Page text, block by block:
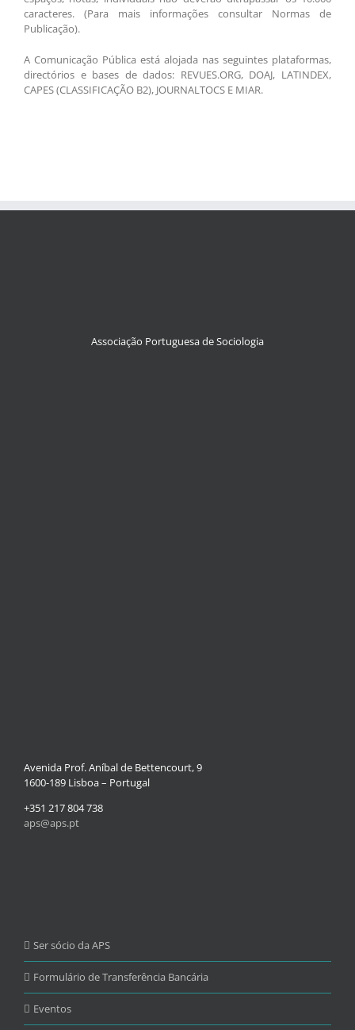
caracteres. (Para mais informações consultar Normas de
Publicação).
A Comunicação Pública está alojada nas seguintes plataformas,
directórios e bases de dados: REVUES.ORG, DOAJ, LATINDEX,
CAPES (CLASSIFICAÇÃO B2), JOURNALTOCS E MIAR.
Associação Portuguesa de Sociologia
Avenida Prof. Aníbal de Bettencourt, 9
1600-189 Lisboa – Portugal
+351 217 804 738
aps@aps.pt
Ser sócio da APS
Formulário de Transferência Bancária
Eventos